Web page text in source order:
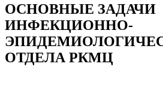
ОСНОВНЫЕ ЗАДАЧИ
ИНФЕКЦИОННО-
ОТДЕЛА РКМЦ